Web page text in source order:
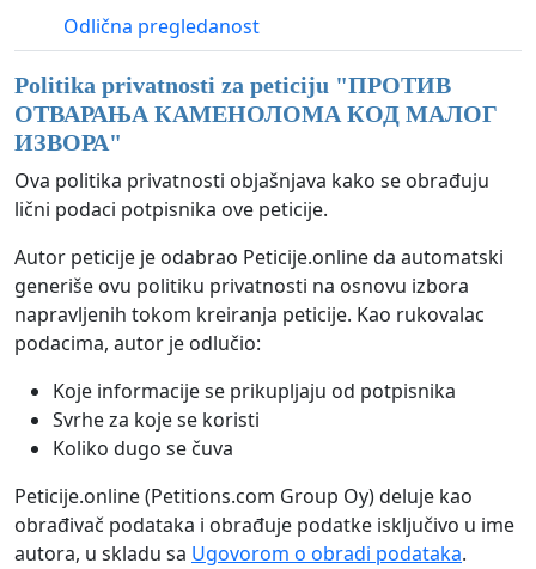
Odlična pregledanost
Politika privatnosti za peticiju "ПРОТИВ
ОТВАРАЊА КАМЕНОЛОМА КОД МАЛОГ
ИЗВОРА"
Ova politika privatnosti objašnjava kako se obrađuju
lični podaci potpisnika ove peticije.
Autor peticije je odabrao Peticije.online da automatski
generiše ovu politiku privatnosti na osnovu izbora
napravljenih tokom kreiranja peticije. Kao rukovalac
podacima, autor je odlučio:
Koje informacije se prikupljaju od potpisnika
Svrhe za koje se koristi
Koliko dugo se čuva
Peticije.online (Petitions.com Group Oy) deluje kao
obrađivač podataka i obrađuje podatke isključivo u ime
autora, u skladu sa Ugovorom o obradi podataka.